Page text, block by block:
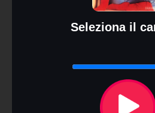
Seleziona il